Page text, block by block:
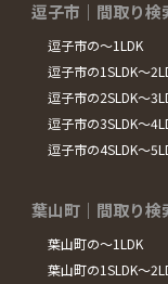
逗子市｜間取り検
逗子市の～1LDK
逗子市の1SLDK～
逗子市の2SLDK～
逗子市の3SLDK～
逗子市の4SLDK～
葉山町｜間取り検
葉山町の～1LDK
葉山町の1SLDK～